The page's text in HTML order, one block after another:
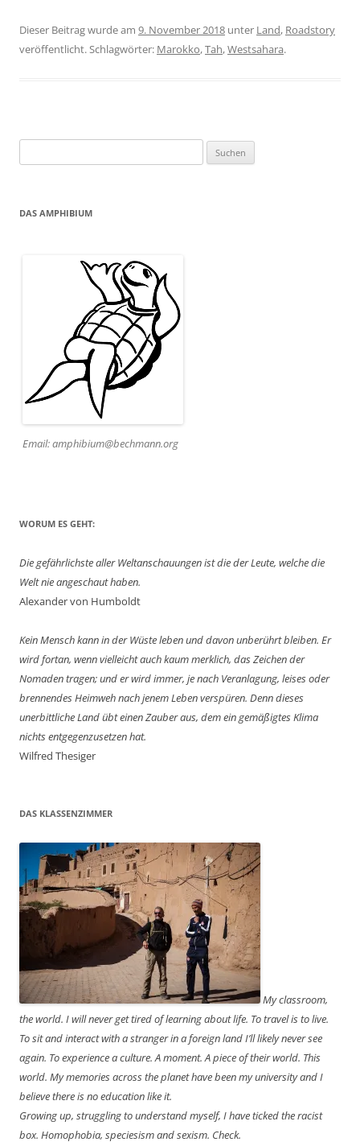
Dieser Beitrag wurde am 9. November 2018 unter Land, Roadstory
veröffentlicht. Schlagwörter: Marokko,Tah,Westsahara.
nach:
DAS AMPHIBIUM
Email: amphibium@bechmann.org
WORUM ES GEHT:
Die gefährlichste aller Weltanschauungen ist die der Leute, welche die
Welt nie angeschaut haben.
Alexander von Humboldt
Kein Mensch kann in der Wüste leben und davon unberührt bleiben. Er
wird fortan, wenn vielleicht auch kaum merklich, das Zeichen der
Nomaden tragen; und er wird immer, je nach Veranlagung, leises oder
brennendes Heimweh nach jenem Leben verspüren. Denn dieses
unerbittliche Land übt einen Zauber aus, dem ein gemäßigtes Klima
nichts entgegenzusetzen hat.
Wilfred Thesiger
DAS KLASSENZIMMER
My classroom,
the world. I will never get tired of learning about life. To travel is to live.
To sit and interact with a stranger in a foreign land I’ll likely never see
again. To experience a culture. A moment. A piece of their world. This
world. My memories across the planet have been my university and I
believe there is no education like it.
Growing up, struggling to understand myself, I have ticked the racist
box. Homophobia, speciesism and sexism. Check.